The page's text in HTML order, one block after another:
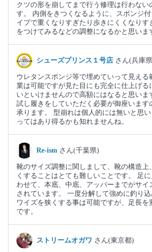
クツの形を崩してまで行う修理は行わない
す。 内側をきつくなるように、スポンジ
イプで重くなりすぎたり歩きにくくなりす
をつけてみるなどの調整になるかと思いま
シューズプリンス１号店 さん(兵庫
ウレタンスポンジ等で埋めていって見える
業は可能ですが見た目にも完全に仕上げる
いといけませんので高額にはなると思いま
試し履きをしていただく必要が御座います
承ります。 型崩れは個人的には無いと思
ってはあり得るかも知れませんね。
Re-ism さん(千葉県)
靴のサイズ調整に関しまして、靴の構造上
くすることはとても難しいことです。 足
わせて、本底、中底、アッパーまでがサイ
されています。 一度分解して強めに釣り
ワイズを狭くする事は可能ですが、足長を
です。
ストリームオガワ さん(東京都)